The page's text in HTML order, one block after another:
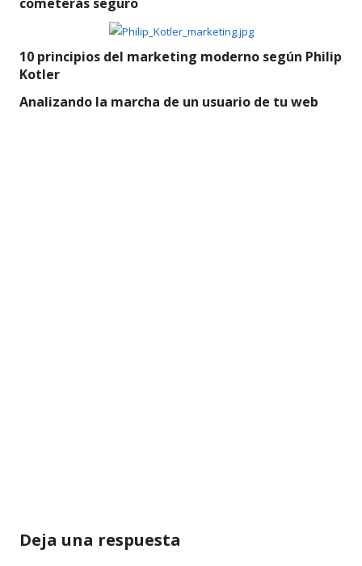
10 principios del marketing moderno según Philip
Kotler
Analizando la marcha de un usuario de tu web
Deja una respuesta